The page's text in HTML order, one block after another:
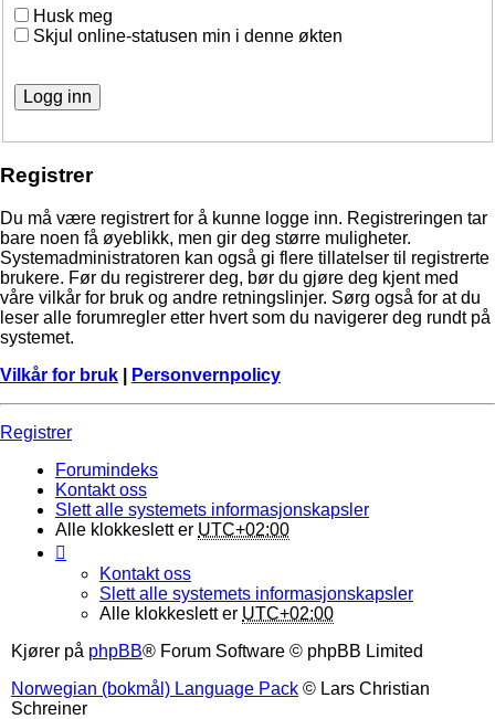
Husk meg
Skjul online-statusen min i denne økten
Registrer
Du må være registrert for å kunne logge inn. Registreringen tar
bare noen få øyeblikk, men gir deg større muligheter.
Systemadministratoren kan også gi flere tillatelser til registrerte
brukere. Før du registrerer deg, bør du gjøre deg kjent med
våre vilkår for bruk og andre retningslinjer. Sørg også for at du
leser alle forumregler etter hvert som du navigerer deg rundt på
systemet.
Vilkår for bruk
Personvernpolicy
Registrer
Forumindeks
Kontakt oss
Slett alle systemets informasjonskapsler
Alle klokkeslett er UTC+02:00
Kontakt oss
Slett alle systemets informasjonskapsler
Alle klokkeslett er UTC+02:00
Kjører på phpBB® Forum Software © phpBB Limited
Norwegian (bokmål) Language Pack © Lars Christian
Schreiner